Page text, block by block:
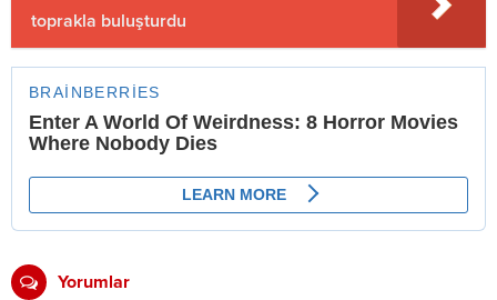
toprakla buluşturdu
Yorumlar